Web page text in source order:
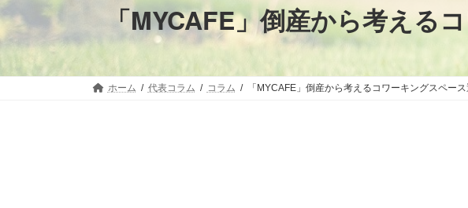
「MYCAFE」倒産から考える
ホーム 代表コラム コラム 「MYCAFE」倒産から考えるコワーキングスペー